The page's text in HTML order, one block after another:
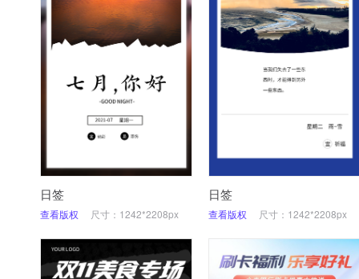
日签
查看版权 尺寸：1242*2208px
日签
查看版权 尺寸：1242*2208px